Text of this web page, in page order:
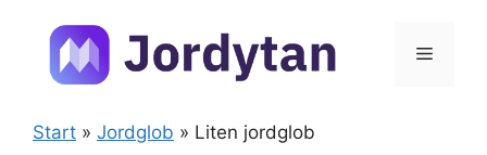
content
Menu
Start » Jordglob » Liten jordglob